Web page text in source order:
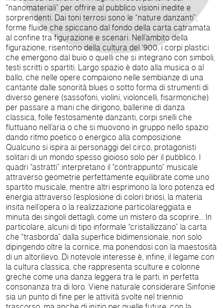
"nanomateriali” per offrire al pubblico visioni inedite e
sorprendenti. Dai toni terrosi sono le “nature danzanti”,
forme fluide che spiccano dal fondo della carta catramata
al confine tra figurazione e scenari. Nell’ambito della
figurazione, risentono della cultura del ‘900, i corpi plastici
che emergono dal buio o quelli che si integrano con simboli,
testi scritti o spartiti. Largo spazio è dato alla musica o al
ballo, che nelle opere compaiono nelle sembianze di una
cantante dalle sonorità blues o sotto forma di strumenti di
diverso genere (sassofoni, violini, violoncelli, fisarmoniche)
per passare a mani che dirigono, ballerine di danza
classica, folle festosamente danzanti, corpi snelli che
fluttuano nell’aria o che si muovono in gruppo nello spazio
dando ritmo poetico o energico alla composizione.
Qualcuno si ispira ai personaggi del circo, protagonisti
solitari di un mondo spesso gioioso solo per il pubblico. I
quadri “astratti” interpretano il “contrappunto” musicale
attraverso geometrie perfettamente equilibrate come uno
spartito musicale, mentre altri esprimono la loro potenza ed
energia attraverso l’esplosione di colori briosi, la materia
insita nell’opera o la realizzazione particolareggiata e
minuta dei singoli dettagli, come un mistero da scoprire… In
particolare, alcuni di tipo informale “cristallizzano” la carta
che “trasborda” dalla superfice bidimensionale, non solo
dipingendo oltre la cornice, ma ponendosi con la maestosità
di un altorilievo. Di notevole interesse è, infine, il legame con
la cultura classica, che rappresenta sculture e colonne
greche come una danza leggera tra le parti, in perfetta
consonanza tra di loro. Viene naturale considerare Sinfonie
sia un punto di fine per le attività svolte nel triennio